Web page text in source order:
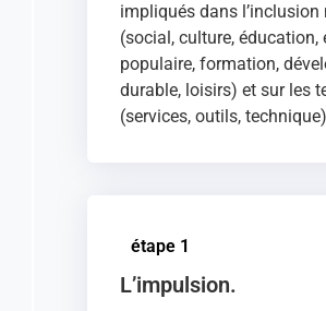
impliqués dans l’inclusion
(social, culture, éducation,
populaire, formation,
durable, loisirs) et sur les
(services, outils,
étape 1
L’impulsion.